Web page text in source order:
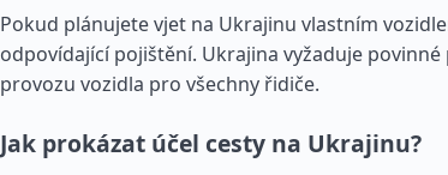
Pokud plánujete vjet na Ukrajinu vlastním
odpovídající pojištění. Ukrajina vyžaduje
provozu vozidla pro všechny řidiče.
Jak prokázat účel cesty na Ukrajinu?